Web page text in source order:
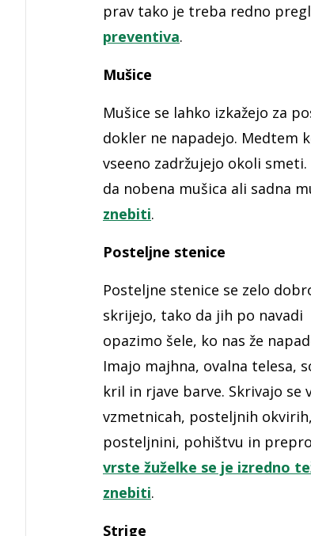
prav tako je treba redno
preventiva.
Mušice
Mušice se lahko izkažejo za
dokler ne napadejo. Medtem
vseeno zadržujejo okoli
da nobena mušica ali sadna
znebiti.
Posteljne stenice
Posteljne stenice se zelo
skrijejo, tako da jih po navadi
opazimo šele, ko nas že
Imajo majhna, ovalna telesa,
kril in rjave barve. Skrivajo se
vzmetnicah, posteljnih okvirih,
posteljnini, pohištvu in
vrste žuželke se je izredno
znebiti.
Strige